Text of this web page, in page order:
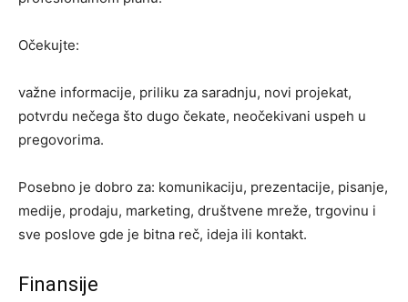
Očekujte:
važne informacije, priliku za saradnju, novi projekat,
potvrdu nečega što dugo čekate, neočekivani uspeh u
pregovorima.
Posebno je dobro za: komunikaciju, prezentacije, pisanje,
medije, prodaju, marketing, društvene mreže, trgovinu i
sve poslove gde je bitna reč, ideja ili kontakt.
Finansije